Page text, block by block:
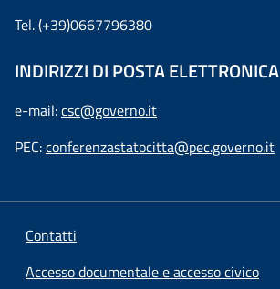
Tel. (+39)0667796380
INDIRIZZI DI POSTA ELETTRONICA
e-mail:csc@governo.it
PEC:conferenzastatocitta@pec.governo.it
Contatti
Accesso documentale e accesso civico